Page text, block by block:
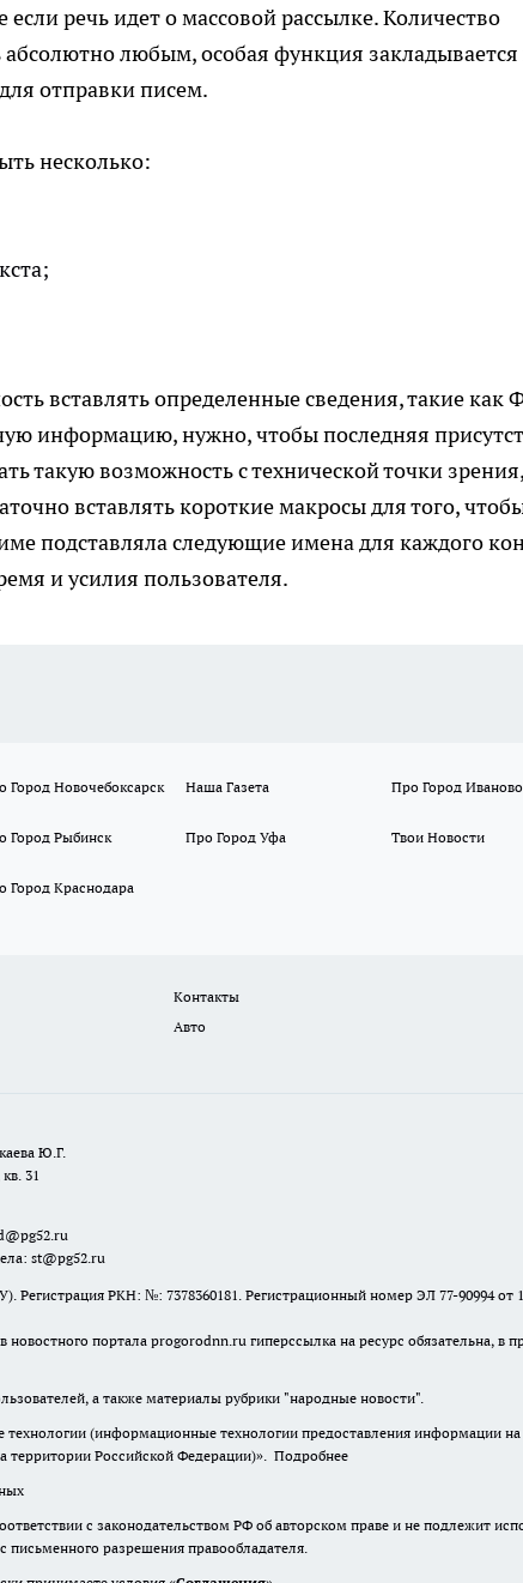
речь идет о массовой рассылке. Количество
любым, особая функция закладывается
отправки писем.
несколько:
вставлять определенные сведения, такие как
информацию, нужно, чтобы последняя
такую возможность с технической точки
вставлять короткие макросы для того,
подставляла следующие имена для каждого
и усилия пользователя.
Город Новочебоксарск Наша Газета Про Город Иваново
Город Рыбинск Про Город Уфа Твои Новости
Город Краснодара
Контакты
Авто
Ю.Г.
31
st@pg52.ru
РКН: №: 7378360181. Регистрационный номер ЭЛ 77-90994 от
портала progorodnn.ru гиперссылка на ресурс обязательна, в
а также материалы рубрики "народные новости".
(информационные технологии предоставления информации на
территории Российской Федерации)». Подробнее
с законодательством РФ об авторском праве и не подлежит
письменного разрешения правообладателя.